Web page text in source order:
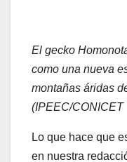
El gecko
como una nueva
montañas áridas
(IPEEC/CONICET
Lo que hace que
en nuestra